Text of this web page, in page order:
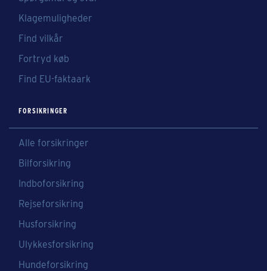
Klagemuligheder
Find vilkår
Fortryd køb
Find EU-faktaark
FORSIKRINGER
Alle forsikringer
Bilforsikring
Indboforsikring
Rejseforsikring
Husforsikring
Ulykkesforsikring
Hundeforsikring